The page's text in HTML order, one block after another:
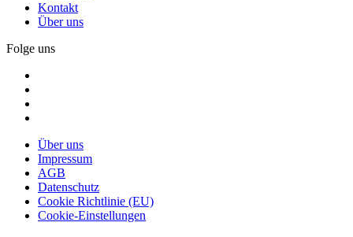
Kontakt
Über uns
Folge uns
Über uns
Impressum
AGB
Datenschutz
Cookie Richtlinie (EU)
Cookie-Einstellungen